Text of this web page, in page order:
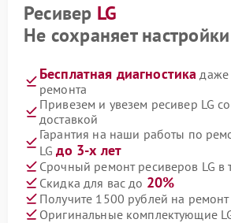
Ресивер LG
Не сохраняет настройки
Бесплатная диагностика даже
ремонта
Привезем и увезем ресивер LG
доставкой
Гарантия на наши работы по
LGдо 3-х лет
Срочный ремонт ресиверов LG в
Скидка для вас до 20%
Получите 1500 рублей на ремонт
Оригинальные комплектующие